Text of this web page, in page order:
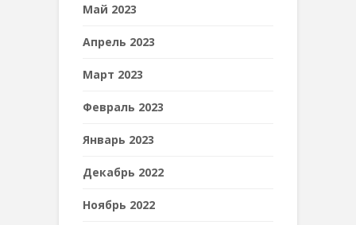
Май 2023
Апрель 2023
Март 2023
Февраль 2023
Январь 2023
Декабрь 2022
Ноябрь 2022